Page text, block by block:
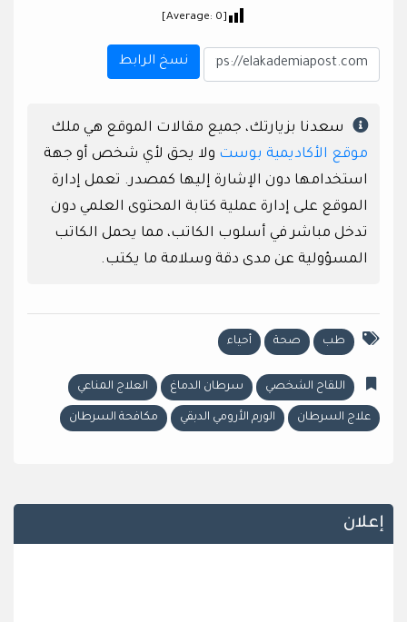
[Average:
0
]
نسخ الرابط
سعدنا بزيارتك، جميع مقالات الموقع هي ملك
موقع الأكاديمية بوست ولا يحق لأي شخص أو جهة
استخدامها دون الإشارة إليها كمصدر. تعمل إدارة
الموقع على إدارة عملية كتابة المحتوى العلمي دون
تدخل مباشر في أسلوب الكاتب، مما يحمل الكاتب
المسؤولية عن مدى دقة وسلامة ما يكتب.
طب صحة أحياء
اللقاح الشخصي سرطان الدماغ العلاج المناعي
علاج السرطان الورم الأرومي الدبقي مكافحة السرطان
إعلان